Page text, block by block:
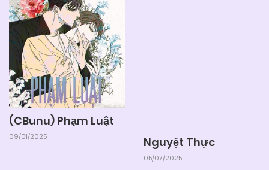
Chapter 34 06/06/2025
Chapter 33 06/06/2025
Chapter 32 06/06/2025
(CBunu) Phạm Luật
09/01/2025 Nguyệt Thực
05/07/2025